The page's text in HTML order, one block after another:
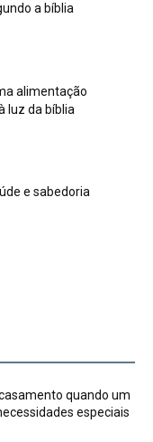
a bíblia
alimentação
luz da bíblia
e sabedoria
quando um
especiais